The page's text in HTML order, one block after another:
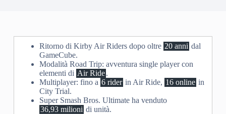
Ritorno di Kirby Air Riders dopo oltre 20 anni dal
GameCube.
Modalità Road Trip: avventura single player con
elementi di Air Ride.
Multiplayer: fino a 6 rider in Air Ride, 16 online in
City Trial.
Super Smash Bros. Ultimate ha venduto
36,93 milioni di unità.